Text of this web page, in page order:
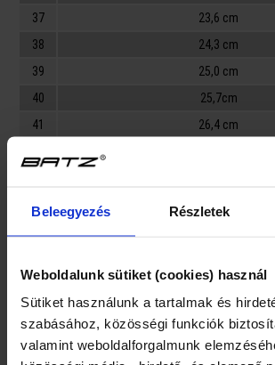
Beleegyezés Részletek
Weboldalunk sütiket (cookies) használ
Sütiket használunk a tartalmak és
szabásához, közösségi funkciók
valamint weboldalforgalmunk
37
23,6 cm
38
24,3 cm
39
25,0 cm
40
25,7cm
41
26,4 cm
Jelmagyarázat fejbőséghez (szélesség,
F = átlagnál keskenyebb, alacsonyabb lábfejre